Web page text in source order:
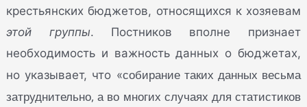
крестьянских бюджетов, относящихся к хозяевам
этой группы. Постников вполне признает
необходимость и важность данных о бюджетах,
но указывает, что «собирание таких данных весьма
затруднительно, а во многих случаях для статистиков